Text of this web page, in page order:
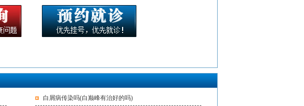
白屑病传染吗(白巅峰有治好的吗)